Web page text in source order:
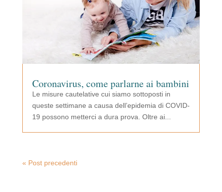
Coronavirus, come parlarne ai bambini
Le misure cautelative cui siamo sottoposti in
queste settimane a causa dell’epidemia di COVID-
19 possono metterci a dura prova. Oltre ai...
« Post precedenti